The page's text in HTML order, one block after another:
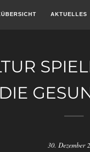
AKTUELLES
DIE
30. Dezember